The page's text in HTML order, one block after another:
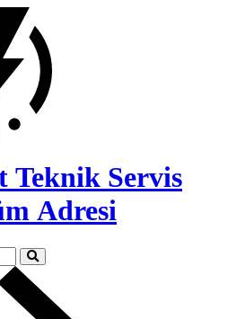
Teknik Servis
Adresi